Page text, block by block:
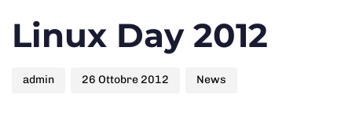
Linux Day 2012
admin
on:
26 Ottobre 2012 News